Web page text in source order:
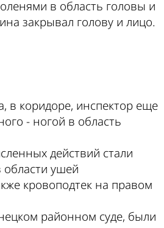
в область головы и
закрывал голову и лицо.
в коридоре, инспектор еще
- ногой в область
действий стали
ушей
кровоподтек на правом
районном суде, были